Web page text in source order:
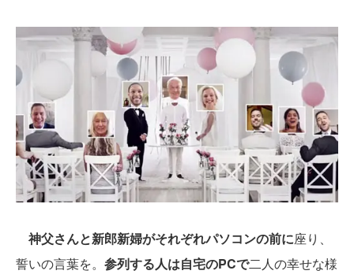
神父さんと新郎新婦がそれぞれパソコンの前に座り、
誓いの言葉を。 参列する人は自宅のPCで二人の幸せな様